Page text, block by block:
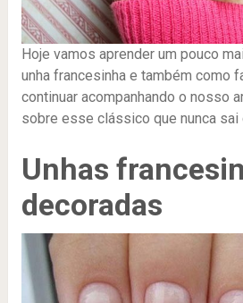
Hoje vamos aprender um pouco
unha francesinha e também como
continuar acompanhando o nosso
sobre esse clássico que nunca sai
Unhas
decoradas